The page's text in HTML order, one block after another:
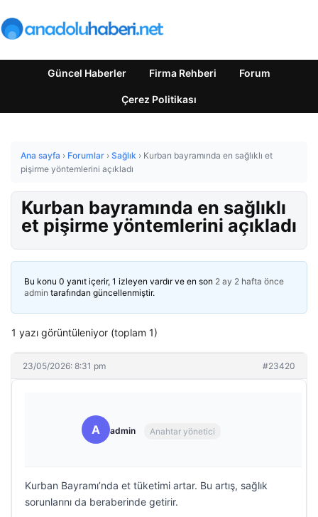
Güncel Haberler Firma Rehberi Forum
Çerez Politikası
Ana sayfa › Forumlar › Sağlık › Kurban bayramında en sağlıklı et
pişirme yöntemlerini açıkladı
Kurban bayramında en sağlıklı
et pişirme yöntemlerini açıkladı
Bu konu 0 yanıt içerir, 1 izleyen vardır ve en son 2 ay 2 hafta önce
admin tarafından güncellenmiştir.
1 yazı görüntüleniyor (toplam 1)
23/05/2026: 8:31 pm #23420
A admin Anahtar yönetici
Kurban Bayramı’nda et tüketimi artar. Bu artış, sağlık
sorunlarını da beraberinde getirir.